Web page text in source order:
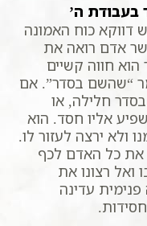
בעבודת ה’
דווקא כוח האמונה
אדם רואה את
חווה קשיים
“שהשם בסדר”. אם
חלילה, או
אליו חסד. הוא
ולא ירצה לעזור לו.
את כל האדם לכף
ואל רצונו את
עדינה